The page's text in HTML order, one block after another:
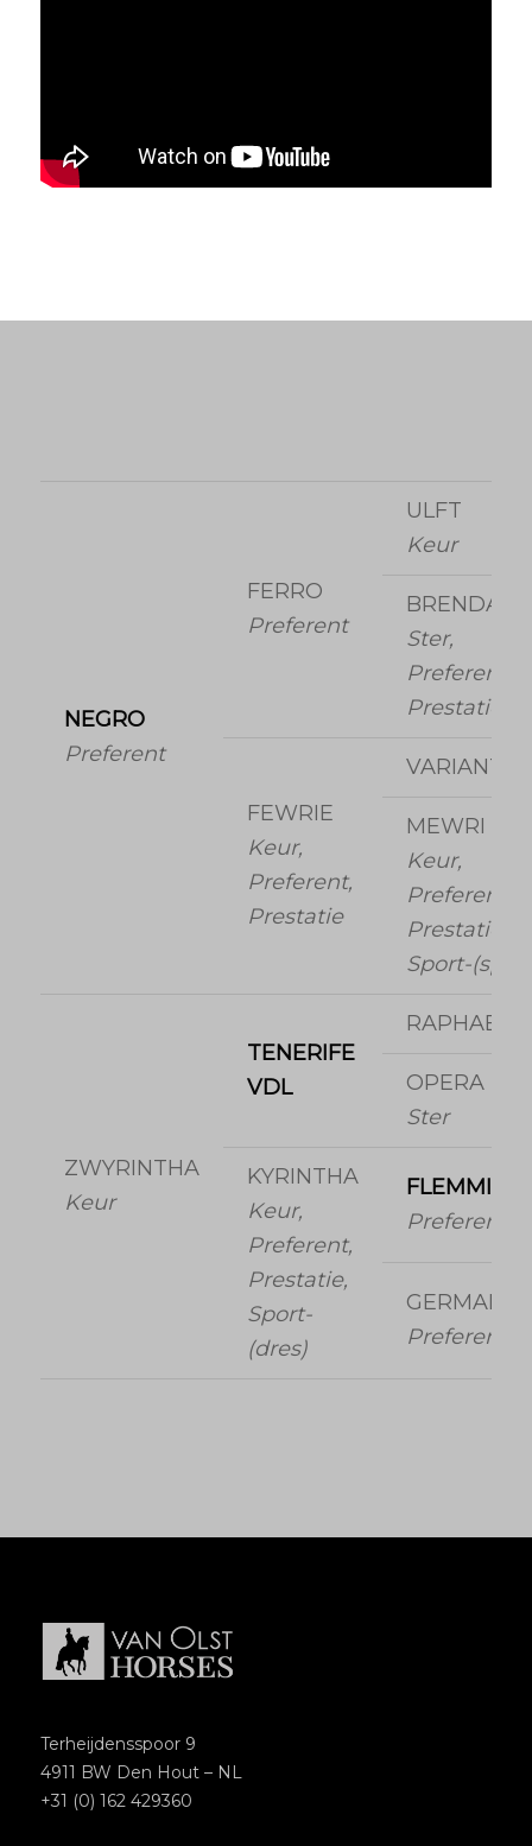
NEGRO
Preferent
FERRO
Preferent
ULFT
Keur
BRENDA
Ster,
Preferent,
Prestatie
FEWRIE
Keur,
Preferent,
Prestatie
VARIANT
MEWRI
Keur,
Preferent,
Prestatie,
Sport-(spr)
ZWYRINTHA
Keur
TENERIFE
VDL
RAPHAEL
OPERA
Ster
KYRINTHA
Keur,
Preferent,
Prestatie,
Sport-
(dres)
Preferent
GERMAINE
Preferent
Terheijdensspoor 9
4911 BW Den Hout – NL
+31 (0) 162 429360